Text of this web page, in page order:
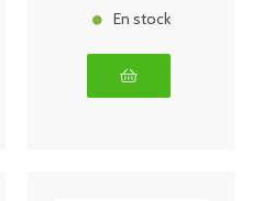
En stock